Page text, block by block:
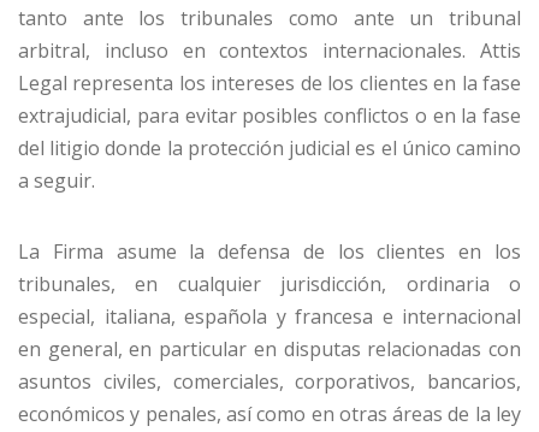
tanto ante los tribunales como ante un tribunal
arbitral, incluso en contextos internacionales. Attis
Legal representa los intereses de los clientes en la fase
extrajudicial, para evitar posibles conflictos o en la fase
del litigio donde la protección judicial es el único camino
a seguir.
La Firma asume la defensa de los clientes en los
tribunales, en cualquier jurisdicción, ordinaria o
especial, italiana, española y francesa e internacional
en general, en particular en disputas relacionadas con
asuntos civiles, comerciales, corporativos, bancarios,
económicos y penales, así como en otras áreas de la ley